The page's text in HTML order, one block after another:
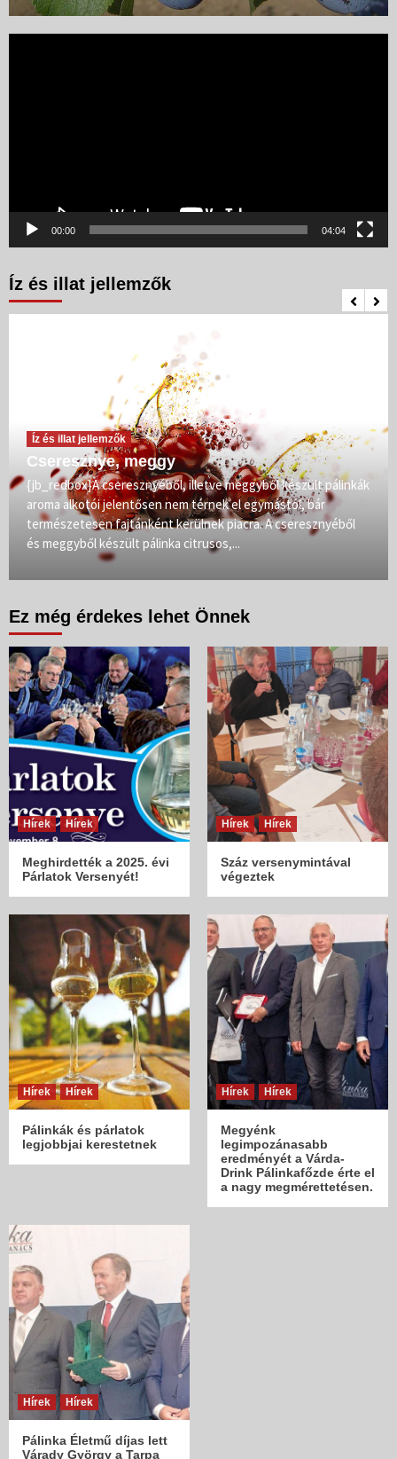
00:00 04:04
Íz és illat jellemzők
Íz és illat jellemzők
Cseresznye, meggy
{jb_redbox}A cseresznyéből, illetve meggyből készült pálinkák
aroma alkotói jelentősen nem térnek el egymástól, bár
természetesen fajtánként kerülnek piacra. A cseresznyéből
és meggyből készült pálinka citrusos,...
Ez még érdekes lehet Önnek
Hírek Hírek
Meghirdették a 2025. évi
Párlatok Versenyét!
Hírek Hírek
Száz versenymintával
végeztek
Hírek Hírek
Pálinkák és párlatok
legjobbjai kerestetnek
Hírek Hírek
Megyénk
legimpozánasabb
eredményét a Várda-
Drink Pálinkafőzde érte el
a nagy megmérettetésen.
Hírek Hírek
Pálinka Életmű díjas lett
Várady György a Tarpa